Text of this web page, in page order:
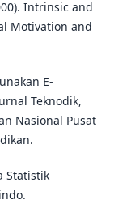
Intrinsic and
Motivation and
E-
Teknodik,
Nasional Pusat
Statistik